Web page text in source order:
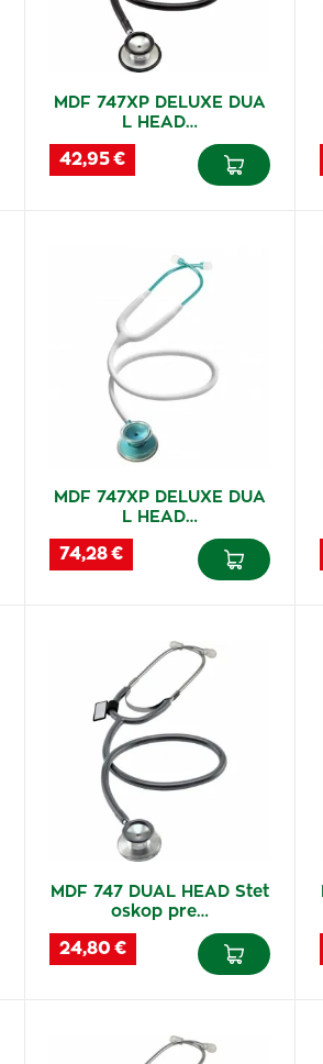
MDF 747XP DELUXE DUA
L HEAD…
42,95 €
MDF 747XP DELUXE DUA
L HEAD…
74,28 €
MDF 747 DUAL HEAD Stet
oskop pre…
24,80 €